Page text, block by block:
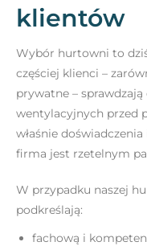
klientów
Wybór hurtowni to
częściej klienci –
prywatne –
wentylacyjnych przed
właśnie
firma jest rzetelnym
W przypadku naszej
podkreślają:
fachową i